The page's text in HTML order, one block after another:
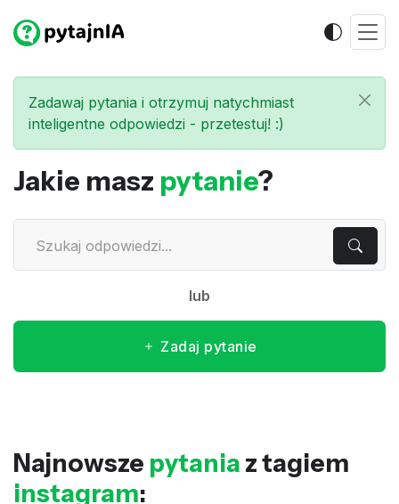
Zadawaj pytania i otrzymuj natychmiast
inteligentne odpowiedzi - przetestuj! :)
Jakie masz pytanie?
lub
Zadaj pytanie
Najnowsze pytania z tagiem
instagram: